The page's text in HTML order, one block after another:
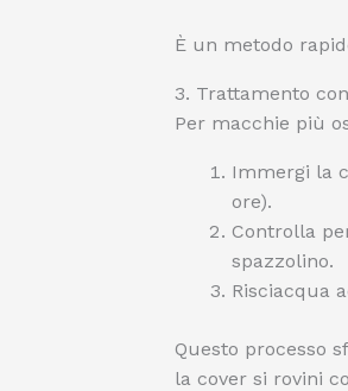
È un metodo
3. Trattamento
Per macchie più
Immergi la
ore).
Controlla
spazzolino.
Risciacqua
Questo processo
la cover si rovini